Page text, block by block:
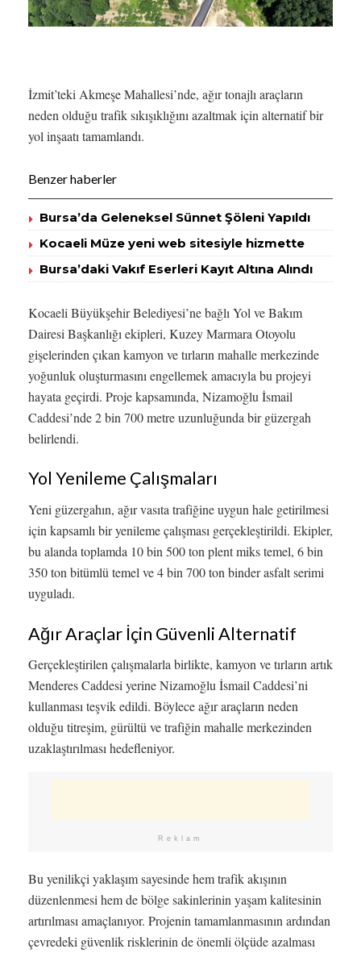
İzmit’teki Akmeşe Mahallesi’nde, ağır tonajlı araçların
neden olduğu trafik sıkışıklığını azaltmak için alternatif bir
yol inşaatı tamamlandı.
Benzer haberler
Bursa’da Geleneksel Sünnet Şöleni Yapıldı
Kocaeli Müze yeni web sitesiyle hizmette
Bursa’daki Vakıf Eserleri Kayıt Altına Alındı
Kocaeli Büyükşehir Belediyesi’ne bağlı Yol ve Bakım
Dairesi Başkanlığı ekipleri, Kuzey Marmara Otoyolu
gişelerinden çıkan kamyon ve tırların mahalle merkezinde
yoğunluk oluşturmasını engellemek amacıyla bu projeyi
hayata geçirdi. Proje kapsamında, Nizamoğlu İsmail
Caddesi’nde 2 bin 700 metre uzunluğunda bir güzergah
belirlendi.
Yol Yenileme Çalışmaları
Yeni güzergahın, ağır vasıta trafiğine uygun hale getirilmesi
için kapsamlı bir yenileme çalışması gerçekleştirildi. Ekipler,
bu alanda toplamda 10 bin 500 ton plent miks temel, 6 bin
350 ton bitümlü temel ve 4 bin 700 ton binder asfalt serimi
uyguladı.
Ağır Araçlar İçin Güvenli Alternatif
Gerçekleştirilen çalışmalarla birlikte, kamyon ve tırların artık
Menderes Caddesi yerine Nizamoğlu İsmail Caddesi’ni
kullanması teşvik edildi. Böylece ağır araçların neden
olduğu titreşim, gürültü ve trafiğin mahalle merkezinden
uzaklaştırılması hedefleniyor.
Reklam
Bu yenilikçi yaklaşım sayesinde hem trafik akışının
düzenlenmesi hem de bölge sakinlerinin yaşam kalitesinin
artırılması amaçlanıyor. Projenin tamamlanmasının ardından
çevredeki güvenlik risklerinin de önemli ölçüde azalması